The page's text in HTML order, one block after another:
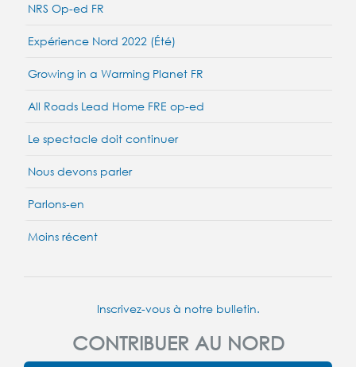
NRS Op-ed FR
Expérience Nord 2022 (Été)
Growing in a Warming Planet FR
All Roads Lead Home FRE op-ed
Le spectacle doit continuer
Nous devons parler
Parlons-en
Moins récent
Inscrivez-vous à notre bulletin.
CONTRIBUER AU NORD